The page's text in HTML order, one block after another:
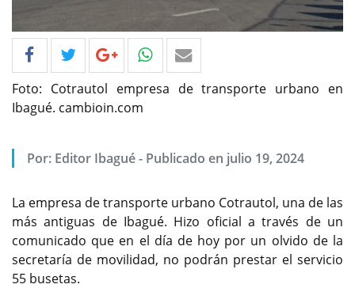
Foto: Cotrautol empresa de transporte urbano en
Ibagué. cambioin.com
Por: Editor Ibagué - Publicado en julio 19, 2024
La empresa de transporte urbano Cotrautol, una de las
más antiguas de Ibagué. Hizo oficial a través de un
comunicado que en el día de hoy por un olvido de la
secretaría de movilidad, no podrán prestar el servicio
55 busetas.